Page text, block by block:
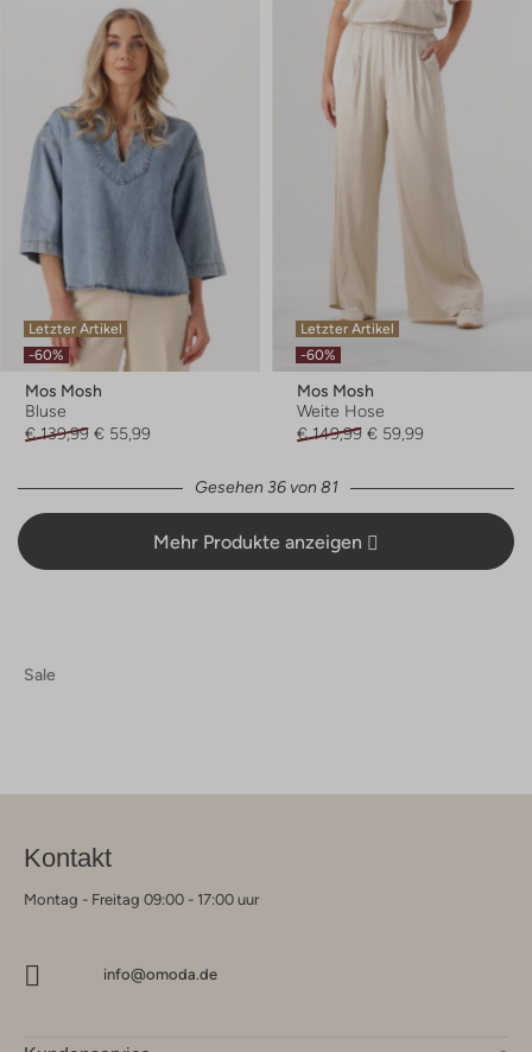
Letzter Artikel
-60%
Mos Mosh
Bluse
€ 139,99 € 55,99
Letzter Artikel
-60%
Mos Mosh
Weite Hose
€ 149,99 € 59,99
Gesehen 36 von 81
Mehr Produkte anzeigen
Sale
Kontakt
Montag - Freitag 09:00 - 17:00 uur
info@omoda.de